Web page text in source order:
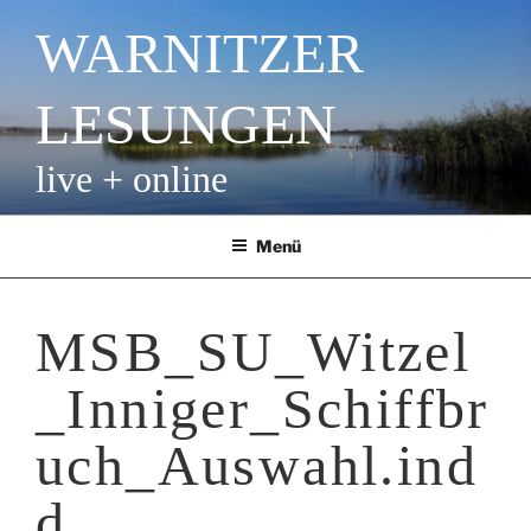
Inhalt
springenWARNITZER
LESUNGEN
live + online
Menü
MSB_SU_Witzel
_Inniger_Schiffbr
uch_Auswahl.ind